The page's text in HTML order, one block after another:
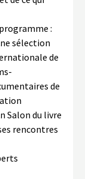
:
sélection
de
de
Salon du livre
rencontres